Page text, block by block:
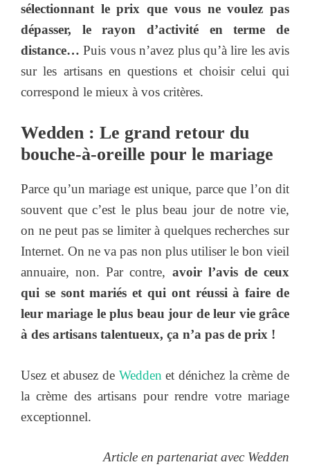
sélectionnant le prix que vous ne voulez pas
dépasser, le rayon d’activité en terme de
distance… Puis vous n’avez plus qu’à lire les avis
sur les artisans en questions et choisir celui qui
correspond le mieux à vos critères.
Wedden : Le grand retour du
bouche-à-oreille pour le mariage
Parce qu’un mariage est unique, parce que l’on dit
souvent que c’est le plus beau jour de notre vie,
on ne peut pas se limiter à quelques recherches sur
Internet. On ne va pas non plus utiliser le bon vieil
annuaire, non. Par contre, avoir l’avis de ceux
qui se sont mariés et qui ont réussi à faire de
leur mariage le plus beau jour de leur vie grâce
à des artisans talentueux, ça n’a pas de prix !
Usez et abusez de Wedden et dénichez la crème de
la crème des artisans pour rendre votre mariage
exceptionnel.
Article en partenariat avec Wedden